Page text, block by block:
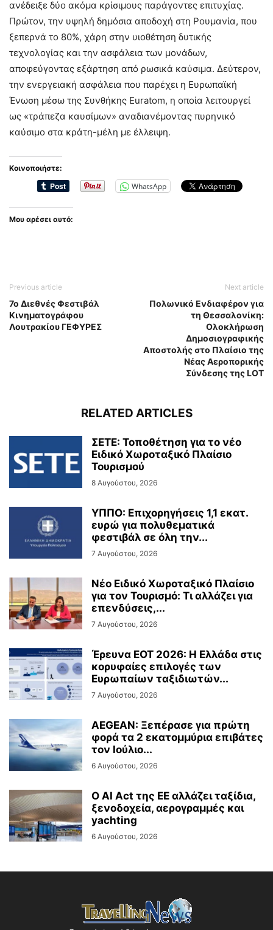
ανέδειξε δύο ακόμα κρίσιμους παράγοντες επιτυχίας.
Πρώτον, την υψηλή δημόσια αποδοχή στη Ρουμανία, που
ξεπερνά το 80%, χάρη στην υιοθέτηση δυτικής
τεχνολογίας και την ασφάλεια των μονάδων,
αποφεύγοντας εξάρτηση από ρωσικά καύσιμα. Δεύτερον,
την ενεργειακή ασφάλεια που παρέχει η Ευρωπαϊκή
Ένωση μέσω της Συνθήκης Euratom, η οποία λειτουργεί
ως «τράπεζα καυσίμων» αναδιανέμοντας πυρηνικό
καύσιμο στα κράτη-μέλη με έλλειψη.
Κοινοποιήστε:
WhatsApp
Μου αρέσει αυτό:
Previous article
7ο Διεθνές Φεστιβάλ
Κινηματογράφου
Λουτρακίου ΓΕΦΥΡΕΣ
Next article
Πολωνικό Ενδιαφέρον για
τη Θεσσαλονίκη:
Ολοκλήρωση
Δημοσιογραφικής
Αποστολής στο Πλαίσιο της
Νέας Αεροπορικής
Σύνδεσης της LOT
RELATED ARTICLES
ΣΕΤΕ: Τοποθέτηση για το νέο
Ειδικό Χωροταξικό Πλαίσιο
Τουρισμού
8 Αυγούστου, 2026
ΥΠΠΟ: Επιχορηγήσεις 1,1 εκατ.
ευρώ για πολυθεματικά
φεστιβάλ σε όλη την...
7 Αυγούστου, 2026
Νέο Ειδικό Χωροταξικό Πλαίσιο
για τον Τουρισμό: Τι αλλάζει για
επενδύσεις,...
7 Αυγούστου, 2026
Έρευνα ΕΟΤ 2026: Η Ελλάδα στις
κορυφαίες επιλογές των
Ευρωπαίων ταξιδιωτών...
7 Αυγούστου, 2026
AEGEAN: Ξεπέρασε για πρώτη
φορά τα 2 εκατομμύρια επιβάτες
τον Ιούλιο...
6 Αυγούστου, 2026
Ο AI Act της ΕΕ αλλάζει ταξίδια,
ξενοδοχεία, αερογραμμές και
yachting
6 Αυγούστου, 2026